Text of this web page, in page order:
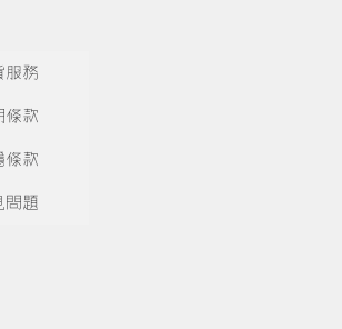
服務
條款
條款
問題